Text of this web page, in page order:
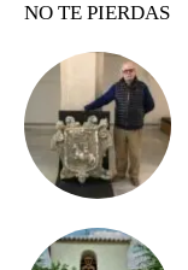
NO TE PIERDAS